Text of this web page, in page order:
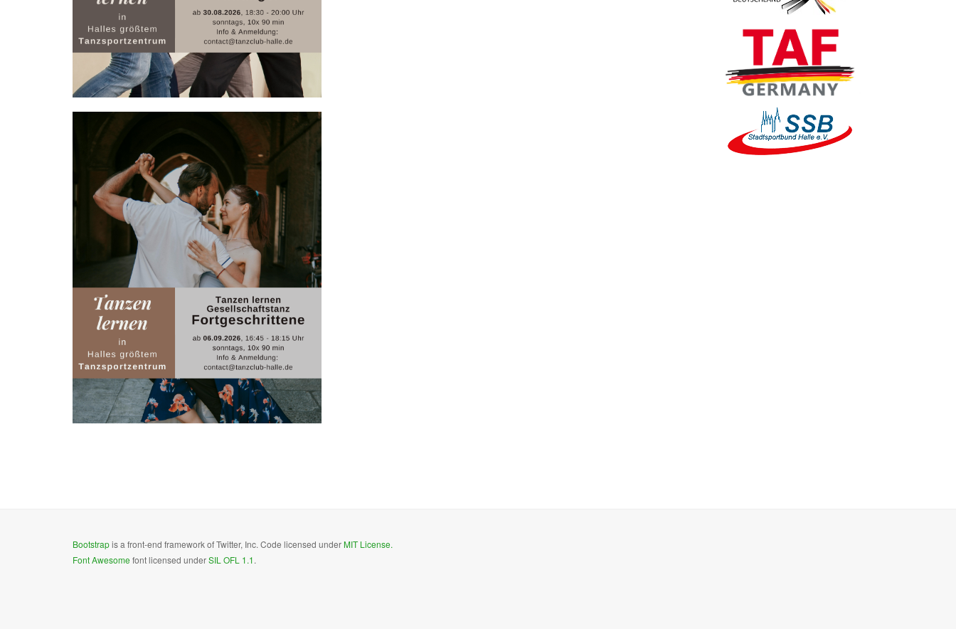
Bootstrapis a front-end framework of Twitter, Inc. Code licensed underMIT License.
Font Awesome font licensed underSIL OFL 1.1.